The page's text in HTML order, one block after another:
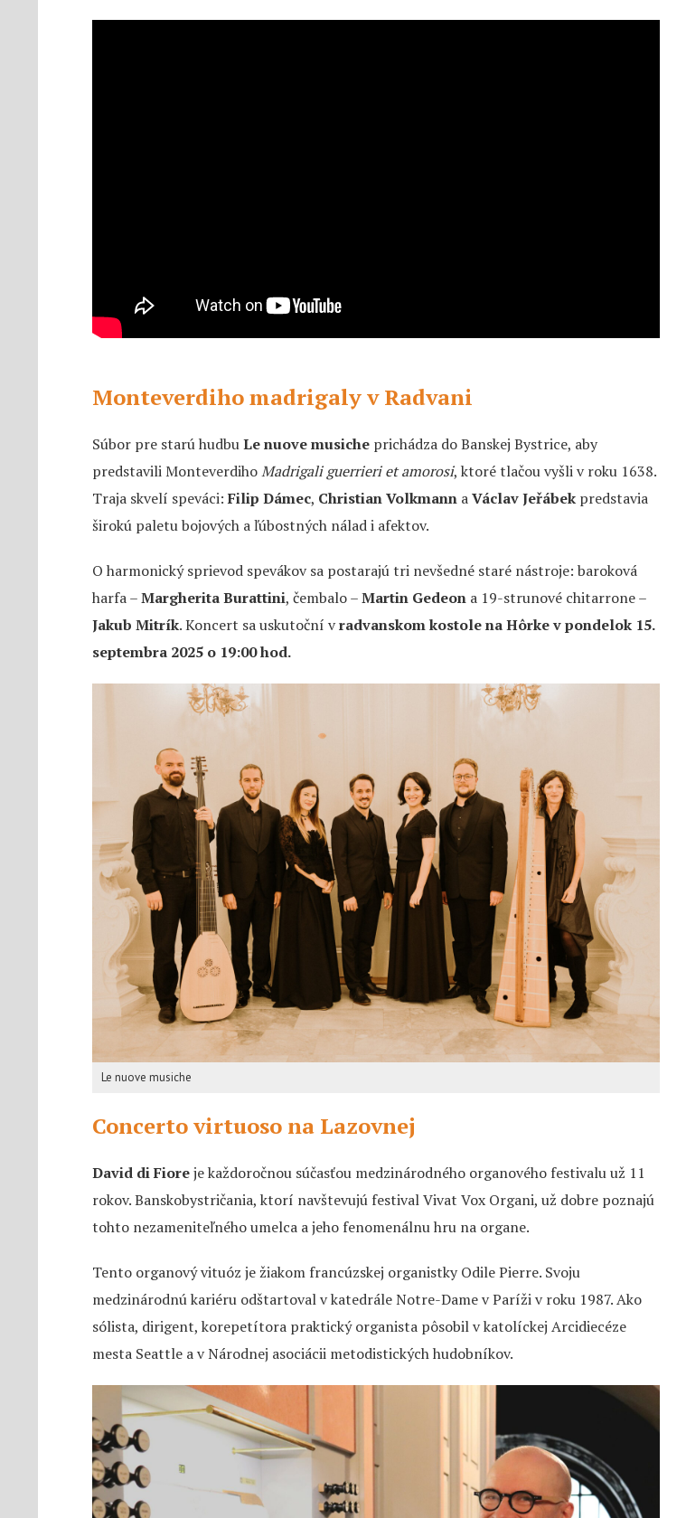
Monteverdiho madrigaly v Radvani
Súbor pre starú hudbuLe nuove musiche prichádza do Banskej Bystrice, aby
predstavili MonteverdihoMadrigali guerrieri et amorosi, ktoré tlačou vyšli v roku 1638.
Traja skvelí speváci: Filip Dámec, Christian Volkmann aVáclav Jeřábek predstavia
širokú paletu bojových a ľúbostných nálad i afektov.
O harmonický sprievod spevákov sa postarajú tri nevšedné staré nástroje: baroková
harfa –Margherita Burattini, čembalo –Martin Gedeon a 19-strunové chitarrone –
Jakub Mitrík. Koncert sa uskutoční vradvanskom kostole na Hôrke v pondelok 15.
septembra 2025 o 19:00 hod.
Le nuove musiche
Concerto virtuoso na Lazovnej
David di Fioreje každoročnou súčasťou medzinárodného organového festivalu už 11
rokov. Banskobystričania, ktorí navštevujú festival Vivat Vox Organi, už dobre poznajú
tohto nezameniteľného umelca a jeho fenomenálnu hru na organe.
Tento organový vituóz je žiakom francúzskej organistky Odile Pierre. Svoju
medzinárodnú kariéru odštartoval v katedrále Notre-Dame v Paríži v roku 1987. Ako
sólista, dirigent, korepetítora praktický organista pôsobil v katolíckej Arcidiecéze
mesta Seattle a v Národnej asociácii metodistických hudobníkov.